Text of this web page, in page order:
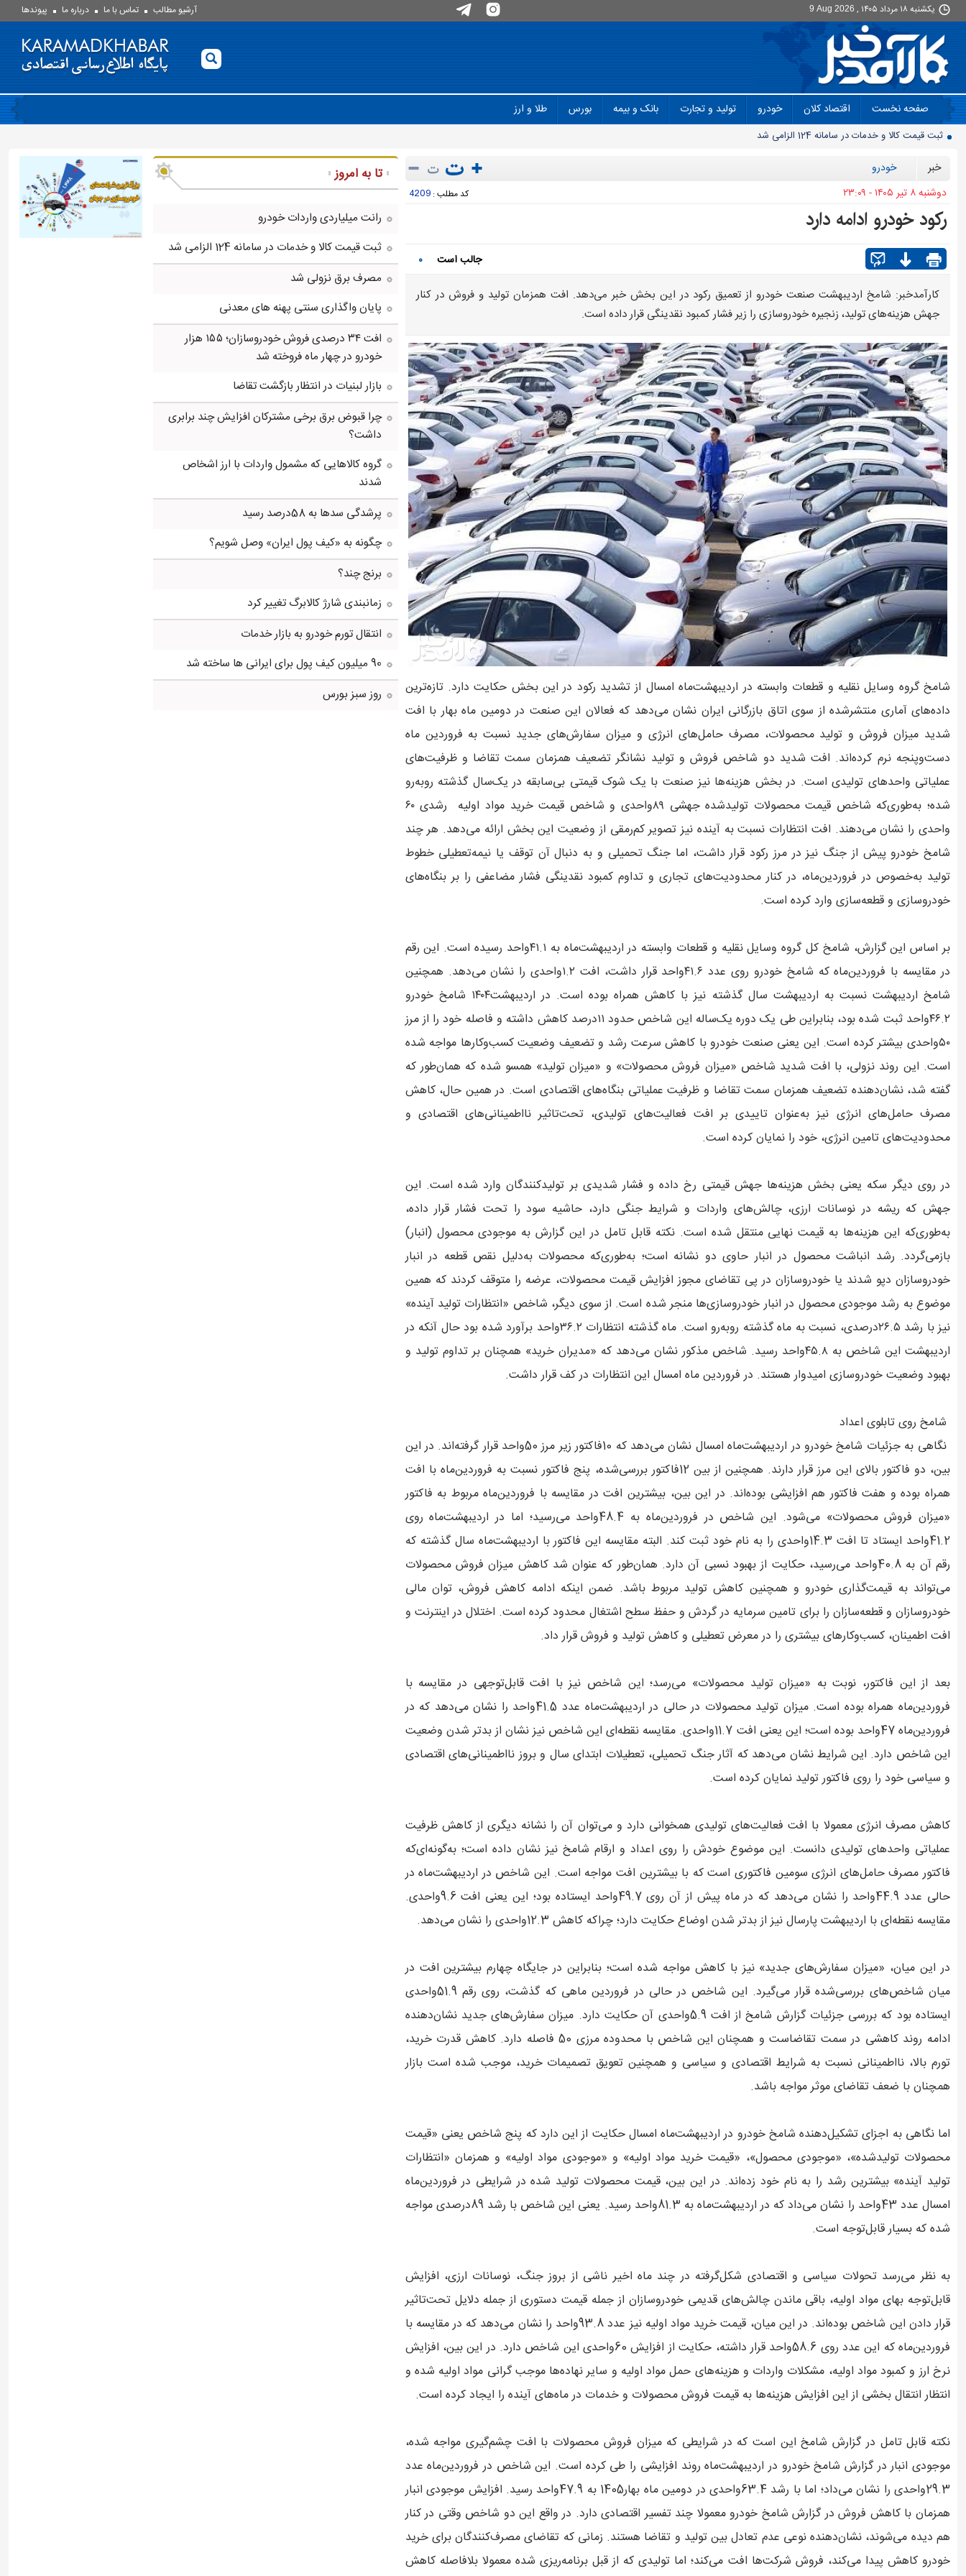
يکشنبه ۱۸ مرداد ۱۴۰۵ , 9 Aug 2026 آرشیو مطالب تماس با ما درباره ما پيوندها
صفحه نخست اقتصاد کلان خودرو تولید و تجارت بانک و بیمه بورس طلا و ارز
ثبت قیمت کالا و خدمات در سامانه 124 الزامی شد
افت ۳۴ درصدی فروش خودروسازان؛ ۱۵۵ هزار خودرو در چهار ماه فروخته شد
بازار لبنیات در انتظار بازگشت تقاضا
چرا قبوض برق برخی مشترکان افزایش چند برابری داشت؟
گروه کالاهایی که مشمول واردات با ارز اشخاص شدند
پرشدگی سدها به 58درصد رسید
چگونه به «کیف پول ایران» وصل شویم؟
خبر
خودرو
دوشنبه ۸ تير ۱۴۰۵ - ۲۳:۰۹
کد مطلب :4209
رکود خودرو ادامه دارد
جالب است ۰
کارآمدخبر: شامخ اردیبهشت صنعت خودرو از تعمیق رکود در این بخش خبر می‌دهد. افت همزمان تولید و فروش در کنار
جهش هزینه‌های تولید، زنجیره خودروسازی را زیر فشار کمبود نقدینگی قرار داده است.
شامخ گروه وسایل نقلیه و قطعات وابسته در اردیبهشت‌ماه امسال از تشدید رکود در این بخش حکایت دارد. تازه‌ترین
داده‌های آماری منتشرشده از سوی اتاق بازرگانی ایران نشان می‌دهد که فعالان این صنعت در دومین ماه بهار با افت
شدید میزان فروش و تولید محصولات، مصرف حامل‌های انرژی و میزان سفارش‌های جدید نسبت به فروردین ماه
دست‌وپنجه نرم کرده‌اند. افت شدید دو شاخص فروش و تولید نشانگر تضعیف همزمان سمت تقاضا و ظرفیت‌های
عملیاتی واحدهای تولیدی است. در بخش هزینه‌ها نیز صنعت با یک شوک قیمتی بی‌سابقه در یک‌سال گذشته روبه‌رو
شده؛ به‌طوری‌که شاخص قیمت محصولات تولیدشده جهشی ۸۹واحدی و شاخص قیمت خرید مواد اولیه رشدی ۶۰
واحدی را نشان می‌دهند. افت انتظارات نسبت به آینده نیز تصویر کم‌رمقی از وضعیت این بخش ارائه می‌دهد. هر چند
شامخ خودرو پیش از جنگ نیز در مرز رکود قرار داشت، اما جنگ تحمیلی و به دنبال آن توقف یا نیمه‌تعطیلی خطوط
تولید به‌خصوص در فروردین‌ماه، در کنار محدودیت‌های تجاری و تداوم کمبود نقدینگی فشار مضاعفی را بر بنگاه‌های
خودروسازی و قطعه‌سازی وارد کرده است.
بر اساس این گزارش، شامخ کل گروه وسایل نقلیه و قطعات وابسته در اردیبهشت‌ماه به ۴۱.۱واحد رسیده است. این رقم
در مقایسه با فروردین‌ماه که شامخ خودرو روی عدد ۴۱.۶واحد قرار داشت، افت ۱.۲واحدی را نشان می‌دهد. همچنین
شامخ اردیبهشت نسبت به اردیبهشت سال گذشته نیز با کاهش همراه بوده است. در اردیبهشت۱۴۰۴ شامخ خودرو
۴۶.۲واحد ثبت شده بود، بنابراین طی یک دوره یک‌ساله این شاخص حدود ۱۱درصد کاهش داشته و فاصله خود را از مرز
۵۰واحدی بیشتر کرده است. این یعنی صنعت خودرو با کاهش سرعت رشد و تضعیف وضعیت کسب‌وکارها مواجه شده
است. این روند نزولی، با افت شدید شاخص «میزان فروش محصولات» و «میزان تولید» همسو شده که همان‌طور که
گفته شد، نشان‌دهنده تضعیف همزمان سمت تقاضا و ظرفیت عملیاتی بنگاه‌های اقتصادی است. در همین حال، کاهش
مصرف حامل‌های انرژی نیز به‌عنوان تاییدی بر افت فعالیت‌های تولیدی، تحت‌تاثیر نااطمینانی‌های اقتصادی و
محدودیت‌های تامین انرژی، خود را نمایان کرده است.
در روی دیگر سکه یعنی بخش هزینه‌ها جهش قیمتی رخ داده و فشار شدیدی بر تولیدکنندگان وارد شده است. این
جهش که ریشه در نوسانات ارزی، چالش‌های واردات و شرایط جنگی دارد، حاشیه سود را تحت فشار قرار داده،
به‌طوری‌که این هزینه‌ها به قیمت نهایی منتقل شده است. نکته قابل تامل در این گزارش به موجودی محصول (انبار)
بازمی‌گردد. رشد انباشت محصول در انبار حاوی دو نشانه است؛ به‌طوری‌که محصولات به‌دلیل نقص قطعه در انبار
خودروسازان دپو شدند یا خودروسازان در پی تقاضای مجوز افزایش قیمت محصولات، عرضه را متوقف کردند که همین
موضوع به رشد موجودی محصول در انبار خودروسازی‌ها منجر شده است. از سوی دیگر، شاخص «انتظارات تولید آینده»
نیز با رشد ۲۶.۵درصدی، نسبت به ماه گذشته روبه‌رو است. ماه گذشته انتظارات ۳۶.۲واحد برآورد شده بود حال آنکه در
اردیبهشت این شاخص به ۴۵.۸واحد رسید. شاخص مذکور نشان می‌دهد که «مدیران خرید» همچنان بر تداوم تولید و
بهبود وضعیت خودروسازی امیدوار هستند. در فروردین ماه امسال این انتظارات در کف قرار داشت.
شامخ روی تابلوی اعداد
نگاهی به جزئیات شامخ خودرو در اردیبهشت‌ماه امسال نشان می‌دهد که 10فاکتور زیر مرز 50واحد قرار گرفته‌اند. در این
بین، دو فاکتور بالای این مرز قرار دارند. همچنین از بین 12فاکتور بررسی‌شده، پنج فاکتور نسبت به فروردین‌ماه با افت
همراه بوده‌ و هفت فاکتور هم افزایشی بوده‌اند. در این بین، بیشترین افت در مقایسه با فروردین‌ماه مربوط به فاکتور
«میزان فروش محصولات» می‌شود. این شاخص در فروردین‌ماه به 48.4واحد می‌رسید؛ اما در اردیبهشت‌ماه روی
41.2واحد ایستاد تا افت 14.3واحدی را به نام خود ثبت کند. البته مقایسه این فاکتور با اردیبهشت‌ماه سال گذشته که
رقم آن به 40.8واحد می‌رسید، حکایت از بهبود نسبی آن دارد. همان‌طور که عنوان شد کاهش میزان فروش محصولات
می‌تواند به قیمت‌گذاری خودرو و همچنین کاهش تولید مربوط باشد. ضمن اینکه ادامه کاهش فروش، توان مالی
خودروسازان و قطعه‌سازان را برای تامین سرمایه در گردش و حفظ سطح اشتغال محدود کرده است. اختلال در اینترنت و
افت اطمینان، کسب‌وکارهای بیشتری را در معرض تعطیلی و کاهش تولید و فروش قرار داد.
بعد از این فاکتور، نوبت به «میزان تولید محصولات» می‌رسد؛ این شاخص نیز با افت قابل‌توجهی در مقایسه با
فروردین‌ماه همراه بوده است. میزان تولید محصولات در حالی در اردیبهشت‌ماه عدد 41.5واحد را نشان می‌دهد که در
فروردین‌ماه 47واحد بوده است؛ این یعنی افت 11.7واحدی. مقایسه نقطه‌ای این شاخص نیز نشان از بدتر شدن وضعیت
این شاخص دارد. این شرایط نشان می‌دهد که آثار جنگ تحمیلی، تعطیلات ابتدای سال و بروز نااطمینانی‌های اقتصادی
و سیاسی خود را روی فاکتور تولید نمایان کرده است.
کاهش مصرف انرژی معمولا با افت فعالیت‌های تولیدی همخوانی دارد و می‌توان آن را نشانه دیگری از کاهش ظرفیت
عملیاتی واحدهای تولیدی دانست. این موضوع خودش را روی اعداد و ارقام شامخ نیز نشان داده است؛ به‌گونه‌ای‌که
فاکتور مصرف‌ حامل‌های انرژی سومین فاکتوری است که با بیشترین افت مواجه است. این شاخص در اردیبهشت‌ماه در
حالی عدد 44.9واحد را نشان می‌دهد که در ماه پیش از آن روی 49.7واحد ایستاده بود؛ این یعنی افت 9.6واحدی.
مقایسه نقطه‌ای با اردیبهشت پارسال نیز از بدتر شدن اوضاع حکایت دارد؛ چراکه کاهش 12.3واحدی را نشان می‌دهد.
در این میان، «میزان سفارش‌های جدید» نیز با کاهش مواجه شده است؛ بنابراین در جایگاه چهارم بیشترین افت در
میان شاخص‌های بررسی‌شده قرار می‌گیرد. این شاخص در حالی در فروردین ماهی که گذشت، روی رقم 51.9واحدی
ایستاده بود که بررسی جزئیات گزارش شامخ از افت 5.9واحدی آن حکایت دارد. میزان سفارش‌های جدید نشان‌دهنده
ادامه روند کاهشی در سمت تقاضاست و همچنان این شاخص با محدوده مرزی 50 فاصله دارد. کاهش قدرت خرید،
تورم بالا، نااطمینانی نسبت به شرایط اقتصادی و سیاسی و همچنین تعویق تصمیمات خرید، موجب شده است بازار
همچنان با ضعف تقاضای موثر مواجه باشد.
اما نگاهی به اجزای تشکیل‌دهنده شامخ خودرو در اردیبهشت‌ماه امسال حکایت از این دارد که پنج شاخص یعنی «قیمت
محصولات تولیدشده»، «موجودی محصول»، «قیمت خرید مواد اولیه» و «موجودی مواد اولیه» و همزمان «انتظارات
تولید آینده» بیشترین رشد را به نام خود زده‌اند. در این بین، قیمت محصولات تولید شده در شرایطی در فروردین‌ماه
امسال عدد 43واحد را نشان می‌داد که در اردیبهشت‌ماه به 81.3واحد رسید. یعنی این شاخص با رشد 89درصدی مواجه
شده که بسیار قابل‌توجه است.
به نظر می‌رسد تحولات سیاسی و اقتصادی شکل‌گرفته در چند ماه اخیر ناشی از بروز جنگ، نوسانات ارزی، افزایش
قابل‌توجه بهای مواد اولیه، باقی ماندن چالش‌های قدیمی خودروسازان از جمله قیمت دستوری از جمله دلایل تحت‌تاثیر
قرار دادن این شاخص بوده‌اند. در این میان، قیمت خرید مواد اولیه نیز عدد 93.8واحد را نشان می‌دهد که در مقایسه با
فروردین‌ماه که این عدد روی 58.6واحد قرار داشته، حکایت از افزایش 60واحدی این شاخص دارد. در این بین، افزایش
نرخ ارز و کمبود مواد اولیه، مشکلات واردات و هزینه‌های حمل مواد اولیه و سایر نهاده‌ها موجب گرانی مواد اولیه شده و
انتظار انتقال بخشی از این افزایش هزینه‌ها به قیمت فروش محصولات و خدمات در ماه‌های آینده را ایجاد کرده است.
نکته قابل تامل در گزارش شامخ این است که در شرایطی که میزان فروش محصولات با افت چشم‌گیری مواجه شده،
موجودی انبار در گزارش شامخ خودرو در اردیبهشت‌ماه روند افزایشی را طی کرده است. این شاخص در فروردین‌ماه عدد
29.3واحدی را نشان می‌داد؛ اما با رشد 63.4واحدی در دومین ماه بهار1405 به 47.9واحد رسید. افزایش موجودی انبار
همزمان با کاهش فروش در گزارش شامخ خودرو معمولا چند تفسیر اقتصادی دارد. در واقع این دو شاخص وقتی در کنار
هم دیده می‌شوند، نشان‌دهنده نوعی عدم تعادل بین تولید و تقاضا هستند. زمانی که تقاضای مصرف‌کنندگان برای خرید
خودرو کاهش پیدا می‌کند، فروش شرکت‌ها افت می‌کند؛ اما تولیدی که از قبل برنامه‌ریزی شده معمولا بلافاصله کاهش
تا به امروز
رانت میلیاردی واردات خودرو
ثبت قیمت کالا و خدمات در سامانه 124 الزامی شد
مصرف برق نزولی شد
پایان واگذاری سنتی پهنه های معدنی
افت ۳۴ درصدی فروش خودروسازان؛ ۱۵۵ هزار
خودرو در چهار ماه فروخته شد
بازار لبنیات در انتظار بازگشت تقاضا
چرا قبوض برق برخی مشترکان افزایش چند برابری
داشت؟
گروه کالاهایی که مشمول واردات با ارز اشخاص
شدند
پرشدگی سدها به 58درصد رسید
چگونه به «کیف پول ایران» وصل شویم؟
برنج چند؟
زمانبندی شارژ کالابرگ تغییر کرد
انتقال تورم خودرو به بازار خدمات
90 میلیون کیف پول برای ایرانی ها ساخته شد
روز سبز بورس